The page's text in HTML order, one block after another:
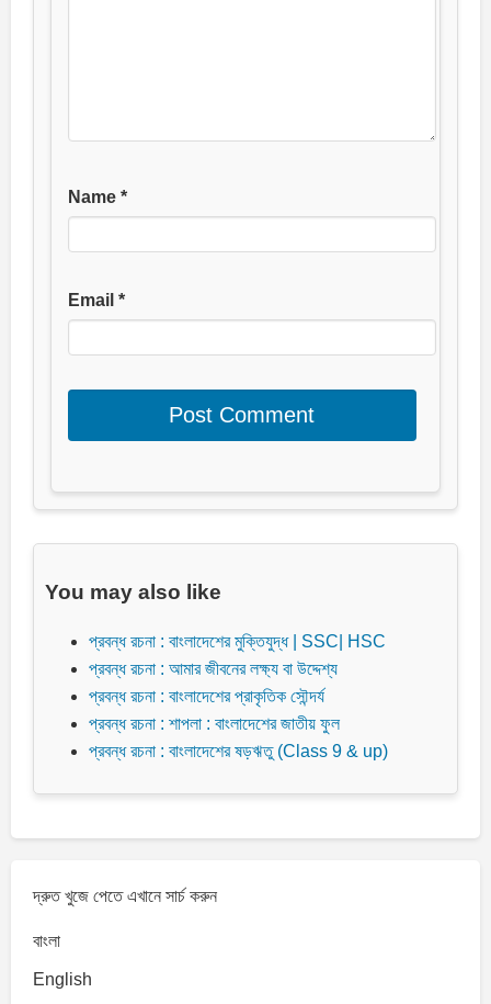
Name *
Email *
You may also like
প্রবন্ধ রচনা : বাংলাদেশের মুক্তিযুদ্ধ | SSC| HSC
প্রবন্ধ রচনা : আমার জীবনের লক্ষ্য বা উদ্দেশ্য
প্রবন্ধ রচনা : বাংলাদেশের প্রাকৃতিক সৌন্দর্য
প্রবন্ধ রচনা : শাপলা : বাংলাদেশের জাতীয় ফুল
প্রবন্ধ রচনা : বাংলাদেশের ষড়ঋতু (Class 9 & up)
দ্রুত খুজে পেতে এখানে সার্চ করুন
বাংলা
English